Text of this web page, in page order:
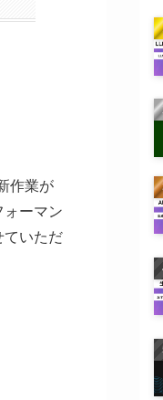
作業が
ォーマン
ていただ